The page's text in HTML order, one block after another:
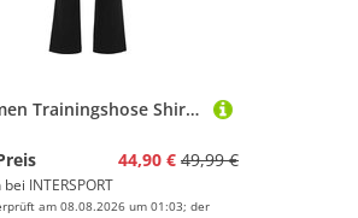
JOY Damen Trainingshose Shirley Wellness Pants
44,90 € 49,99 €
bei INTERSPORT
am 08.08.2026 um 01:03; der